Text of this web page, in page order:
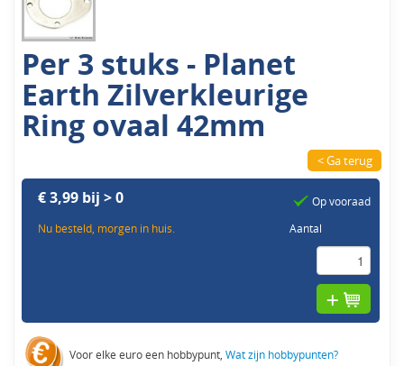
Per 3 stuks - Planet
Earth Zilverkleurige
Ring ovaal 42mm
< Ga terug
€ 3,99 bij > 0
Nu besteld, morgen in huis.
Op vooraad
Aantal
Voor elke euro een hobbypunt,Wat zijn hobbypunten?